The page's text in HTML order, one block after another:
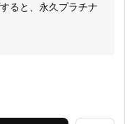
ると、永久プラチナ